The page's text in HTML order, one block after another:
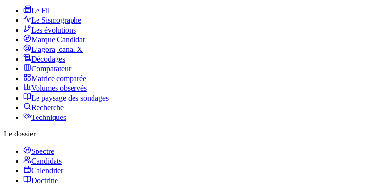
Le Fil
Le Sismographe
Les évolutions
Marque Candidat
L’agora, canal X
Décodages
Comparateur
Matrice comparée
Volumes observés
Le paysage des sondages
Recherche
Techniques
Le dossier
Spectre
Candidats
Calendrier
Doctrine